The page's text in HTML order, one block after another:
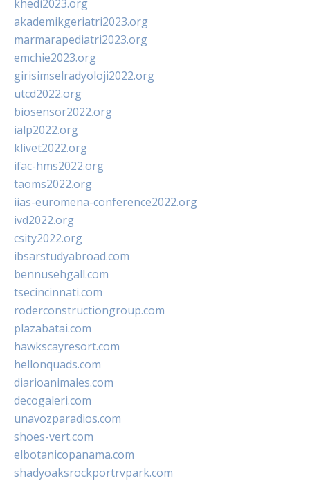
khedi2023.org
akademikgeriatri2023.org
marmarapediatri2023.org
emchie2023.org
girisimselradyoloji2022.org
utcd2022.org
biosensor2022.org
ialp2022.org
klivet2022.org
ifac-hms2022.org
taoms2022.org
iias-euromena-conference2022.org
ivd2022.org
csity2022.org
ibsarstudyabroad.com
bennusehgall.com
tsecincinnati.com
roderconstructiongroup.com
plazabatai.com
hawkscayresort.com
hellonquads.com
diarioanimales.com
decogaleri.com
unavozparadios.com
shoes-vert.com
elbotanicopanama.com
shadyoaksrockportrvpark.com